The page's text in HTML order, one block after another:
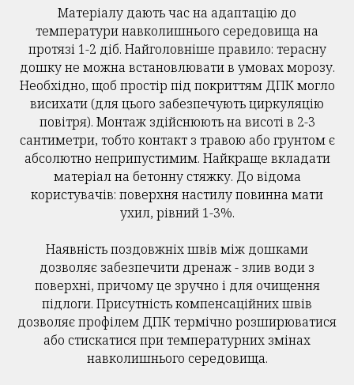
Матеріалу дають час на адаптацію до
температури навколишнього середовища на
протязі 1-2 діб. Найголовніше правило: терасну
дошку не можна встановлювати в умовах морозу.
Необхідно, щоб простір під покриттям ДПК могло
висихати (для цього забезпечують циркуляцію
повітря). Монтаж здійснюють на висоті в 2-3
сантиметри, тобто контакт з травою або грунтом є
абсолютно неприпустимим. Найкраще вкладати
матеріал на бетонну стяжку. До відома
користувачів: поверхня настилу повинна мати
ухил, рівний 1-3%.
Наявність поздовжніх швів між дошками
дозволяє забезпечити дренаж - злив води з
поверхні, причому це зручно і для очищення
підлоги. Присутність компенсаційних швів
дозволяє профілем ДПК термічно розширюватися
або стискатися при температурних змінах
навколишнього середовища.